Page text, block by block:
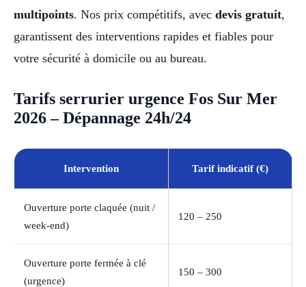
multipoints. Nos prix compétitifs, avec devis gratuit,
garantissent des interventions rapides et fiables pour
votre sécurité à domicile ou au bureau.
Tarifs serrurier urgence Fos Sur Mer
2026 – Dépannage 24h/24
Intervention Tarif indicatif (€)
Ouverture porte claquée (nuit /
week-end)
120 – 250
Ouverture porte fermée à clé
(urgence)
150 – 300